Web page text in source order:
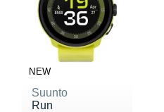
NEW
Suunto
Run